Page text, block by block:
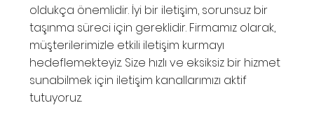
oldukça önemlidir. İyi bir iletişim, sorunsuz bir
taşınma süreci için gereklidir. Firmamız olarak,
müşterilerimizle etkili iletişim kurmayı
hedeflemekteyiz. Size hızlı ve eksiksiz bir hizmet
sunabilmek için iletişim kanallarımızı aktif
tutuyoruz.